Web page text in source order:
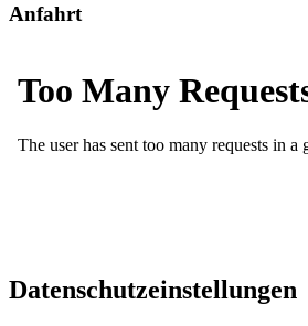
Anfahrt
Datenschutzeinstellungen